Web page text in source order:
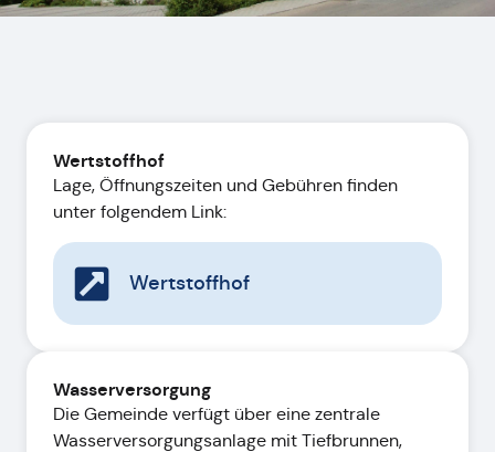
Wertstoffhof
Lage, Öffnungszeiten und Gebühren finden
unter folgendem Link:
Wertstoffhof
Wasserversorgung
Die Gemeinde verfügt über eine zentrale
Wasserversorgungsanlage mit Tiefbrunnen,